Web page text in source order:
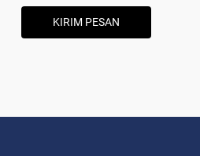
KIRIM PESAN